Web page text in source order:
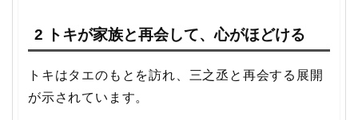
2 トキが家族と再会して、心がほどける
トキはタエのもとを訪れ、三之丞と再会する展開
が示されています。